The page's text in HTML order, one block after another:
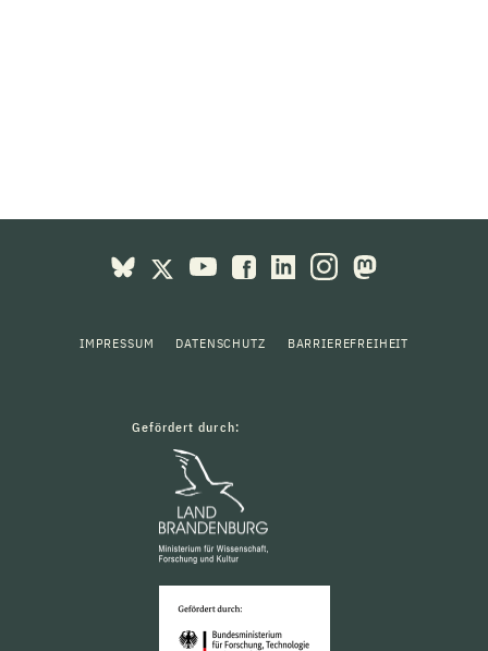
IMPRESSUM DATENSCHUTZ BARRIEREFREIHEIT
Gefördert durch: